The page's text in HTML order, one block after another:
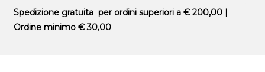
Prodotti
Novità
Spedizione gratuitaper ordini superiori a € 200,00|
Ordine minimo € 30,00